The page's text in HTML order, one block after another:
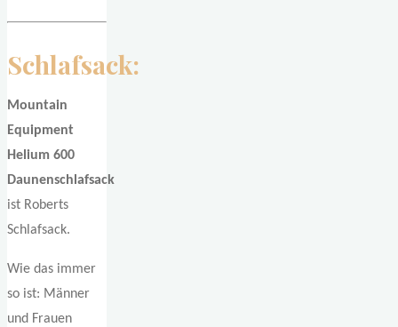
Schlafsack:
Mountain
Equipment
Helium 600
Daunenschlafsack
ist Roberts
Schlafsack.
Wie das immer
so ist: Männer
und Frauen